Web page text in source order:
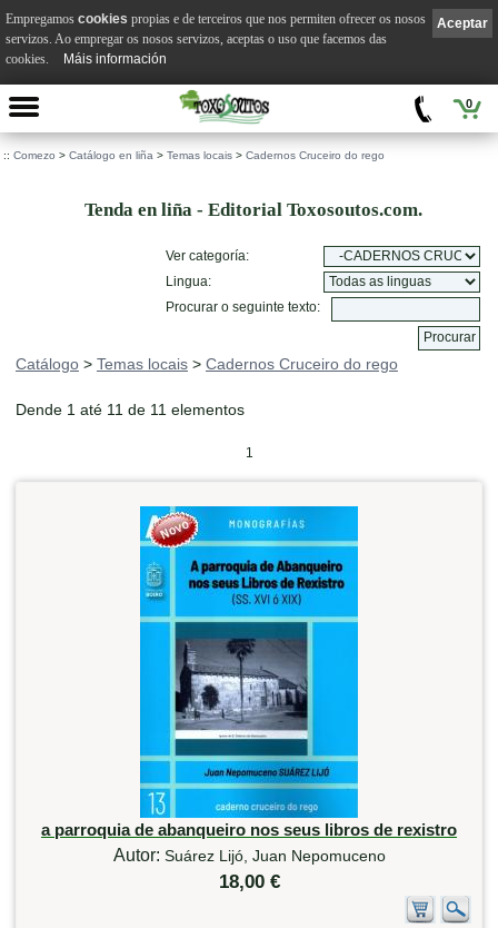
0
:: Comezo > Catálogo en liña > Temas locais > Cadernos Cruceiro do rego
Tenda en liña - Editorial Toxosoutos.com.
Ver categoría:
Lingua:
Procurar o seguinte texto:
Catálogo > Temas locais > Cadernos Cruceiro do rego
Dende 1 até 11 de 11 elementos
1
a parroquia de abanqueiro nos seus libros de rexistro
Autor: Suárez Lijó, Juan Nepomuceno
18,00 €
Aceptar
Empregamos cookies propias e de terceiros que nos permiten ofrecer os nosos
servizos. Ao empregar os nosos servizos, aceptas o uso que facemos das
cookies.
Máis información